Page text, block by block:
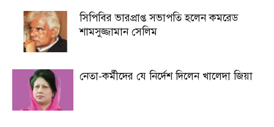
সিপিবির ভারপ্রাপ্ত সভাপতি হলেন কমরেড
শামসুজ্জামান সেলিম
নেতা-কর্মীদের যে নির্দেশ দিলেন খালেদা জিয়া